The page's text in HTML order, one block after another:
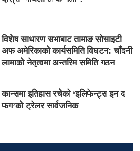
विशेष साधारण सभाबाट तामाङ सोसाइटी
अफ अमेरिकाको कार्यसमिति विघटन: चाँदनी
लामाको नेतृत्वमा अन्तरिम समिति गठन
कान्समा इतिहास रचेको ‘इलिफेन्ट्स इन द
फग’को ट्रेलर सार्वजनिक